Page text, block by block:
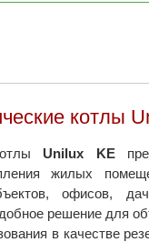
котлы
Unilux KE
жилых
офисов,
решение для
в качестве